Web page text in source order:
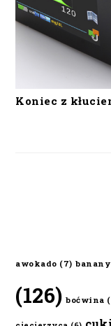
Koniec z
awokado (7) banany
(126) boćwina